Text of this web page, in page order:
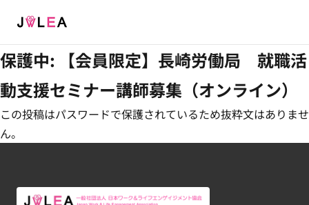
保護中: 【会員限定】長崎労働局 就職活
動支援セミナー講師募集（オンライン）
この投稿はパスワードで保護されているため抜粋文はありませ
ん。